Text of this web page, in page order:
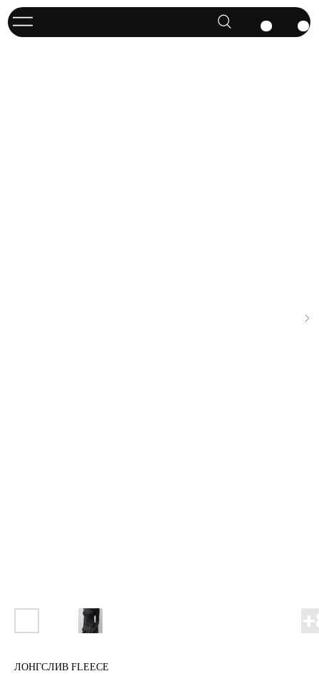
ЛОНГСЛИВ FLEECE